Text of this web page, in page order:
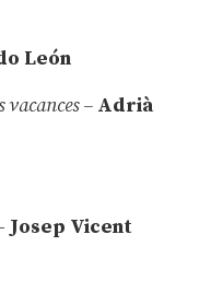
León
vacances –Adrià
Josep Vicent